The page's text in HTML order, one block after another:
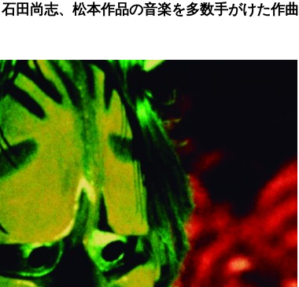
田尚志、松本作品の音楽を多数手がけた作曲